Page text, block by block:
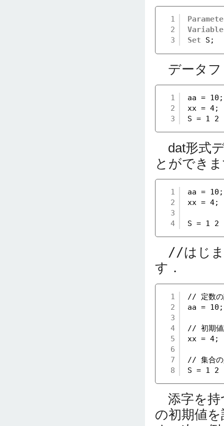
1
2
3
Variable
Set
S;
データフ
1
2
3
aa = 10;
xx = 4;
S = 1 2
dat形式
とができ
1
2
3
4
aa = 10;
xx = 4;
S = 1 2
//はじ
す．
1
2
3
4
5
6
7
8
// 定数の
aa = 10;
// 初期値
xx = 4;
// 集合の
S = 1 2
添字を持
の初期値